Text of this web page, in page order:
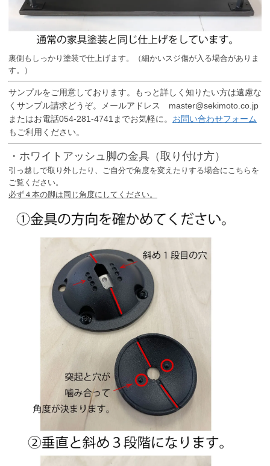
裏側もしっかり塗装で仕上げます。（細かいスジ傷が入る場合がありま
す。）
サンプルをご用意しております。もっと詳しく知りたい方は遠慮な
くサンプル請求どうぞ。メールアドレス master@sekimoto.co.jp
またはお電話054-281-4741までお気軽に。 お問い合わせフォーム
もご利用ください。
・ホワイトアッシュ脚の金具（取り付け方）
引っ越しで取り外したり、ご自分で角度を変えたりする場合にこちらを
ご覧ください。
必ず４本の脚は同じ角度にしてください。